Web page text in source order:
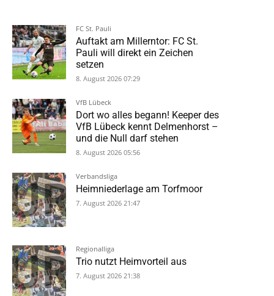
FC St. Pauli
Auftakt am Millerntor: FC St.
Pauli will direkt ein Zeichen
setzen
8. August 2026 07:29
VfB Lübeck
Dort wo alles begann! Keeper des
VfB Lübeck kennt Delmenhorst –
und die Null darf stehen
8. August 2026 05:56
Verbandsliga
Heimniederlage am Torfmoor
7. August 2026 21:47
Regionalliga
Trio nutzt Heimvorteil aus
7. August 2026 21:38